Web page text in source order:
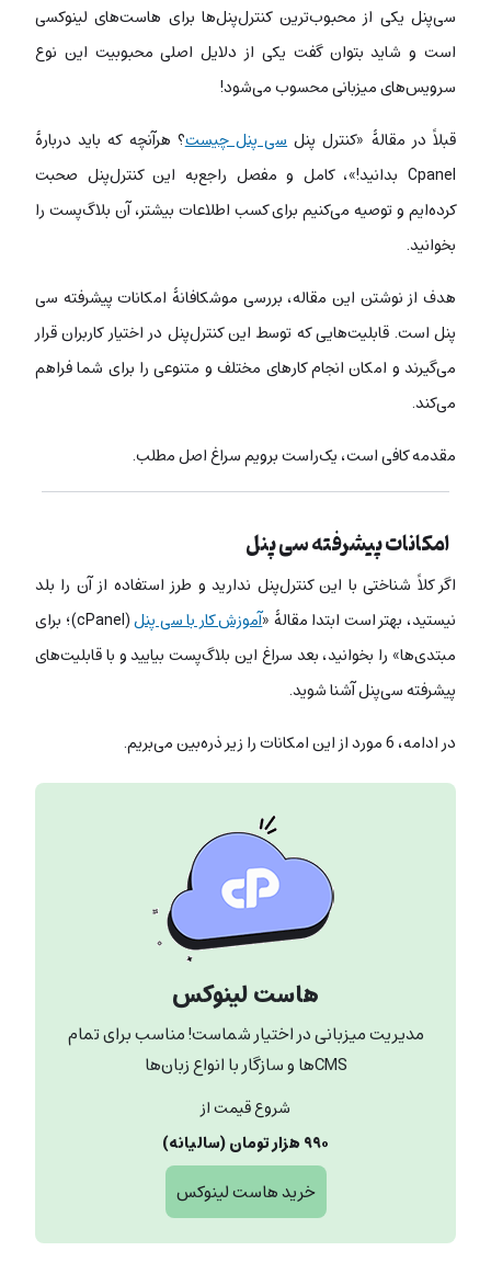
سی‌پنل یکی از محبوب‌ترین کنترل‌پنل‌ها برای هاست‌های لینوکسی
است و شاید بتوان گفت یکی از دلایل اصلی محبوبیت این نوع
سرویس‌های میزبانی محسوب می‌شود!
قبلاً در مقالۀ «کنترل پنلسی پنل چیست؟ هرآنچه که باید دربارۀ
Cpanel بدانید!»، کامل و مفصل راجع‌به این کنترل‌پنل صحبت
کرده‌ایم و توصیه می‌کنیم برای کسب اطلاعات بیشتر، آن بلاگ‌پست را
بخوانید.
هدف از نوشتن این مقاله، بررسی موشکافانۀ امکانات پیشرفته سی
پنل است. قابلیت‌هایی که توسط این کنترل‌پنل در اختیار کاربران قرار
می‌گیرند و امکان انجام کارهای مختلف و متنوعی را برای شما فراهم
می‌کند.
مقدمه کافی است، یک‌راست برویم سراغ اصل مطلب.
امکانات پیشرفته سی پنل
اگر کلاً شناختی با این کنترل‌پنل ندارید و طرز استفاده از آن را بلد
نیستید، بهتر است ابتدا مقالۀ «آموزش کار با سی پنل
(cPanel)؛ برای
مبتدی‌ها» را بخوانید، بعد سراغ این بلاگ‌پست بیایید و با قابلیت‌های
پیشرفته سی‌پنل آشنا شوید.
در ادامه، 6 مورد از این امکانات را زیر ذره‌بین می‌بریم.
هاست لینوکس
مدیریت میزبانی در اختیار شماست! مناسب برای تمام
CMS‌ها و سازگار با انواع زبان‌ها
شروع قیمت از
۹۹۰ هزار تومان (سالیانه)
خرید هاست لینوکس